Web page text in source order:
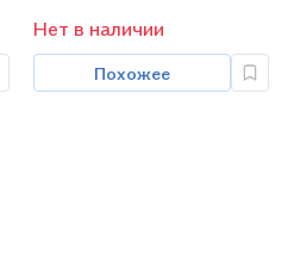
Нет в наличии
Похожее